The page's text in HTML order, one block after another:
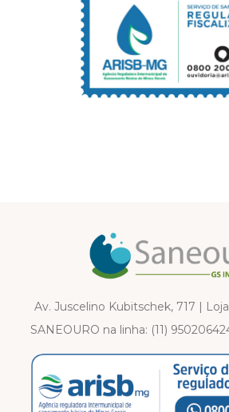
Av. Juscelino Kubitschek, 717 |
SANEOURO na linha: (11)